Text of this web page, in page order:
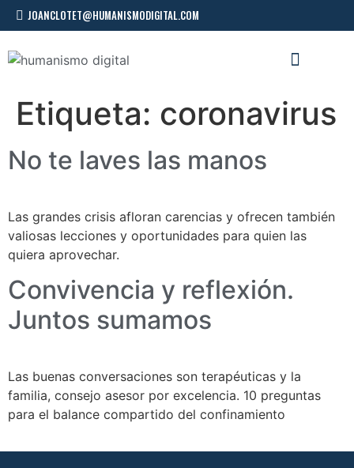
JOANCLOTET@HUMANISMODIGITAL.COM
Etiqueta: coronavirus
No te laves las manos
Las grandes crisis afloran carencias y ofrecen también
valiosas lecciones y oportunidades para quien las
quiera aprovechar.
Convivencia y reflexión.
Juntos sumamos
Las buenas conversaciones son terapéuticas y la
familia, consejo asesor por excelencia. 10 preguntas
para el balance compartido del confinamiento